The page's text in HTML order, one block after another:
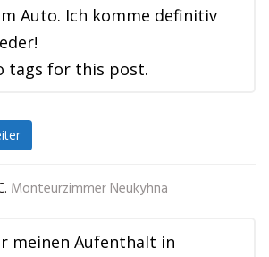
Auto. Ich komme definitiv
tags for this post.
Monteurzimmer Neukyhna
meinen Aufenthalt in